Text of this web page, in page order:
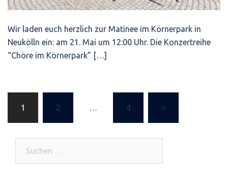
Wir laden euch herzlich zur Matinee im Körnerpark in
Neukölln ein: am 21. Mai um 12:00 Uhr. Die Konzertreihe
“Chöre im Körnerpark” […]
Beitragsnavigation
1 2 … 4 >